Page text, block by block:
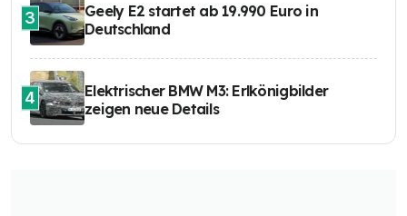
3
Geely E2 startet ab 19.990 Euro in
Deutschland
4
Elektrischer BMW M3: Erlkönigbilder
zeigen neue Details